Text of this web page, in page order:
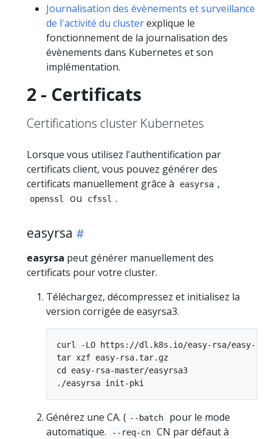
Journalisation des évènements et surveillance
de l'activité du clusterexplique le
fonctionnement de la journalisation des
évènements dans Kubernetes et son
implémentation.
2 - Certificats
Certifications cluster Kubernetes
Lorsque vous utilisez l'authentification par
certificats client, vous pouvez générer des
certificats manuellement grâce à
easyrsa ,
openssl ou cfssl .
easyrsa
easyrsa peut générer manuellement des
certificats pour votre cluster.
Téléchargez, décompressez et initialisez la
version corrigée de easyrsa3.
curl -LO https://dl.k8s.io/easy-rsa/easy-
tar xzf easy-rsa.tar.gz
cd easy-rsa-master/easyrsa3
Générez une CA. ( --batch
pour le mode
automatique.
--req-cn
CN par défaut à